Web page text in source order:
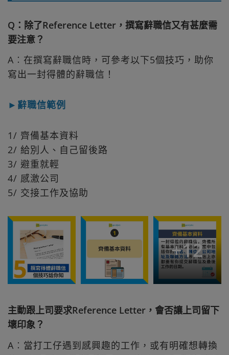
Q：除了Reference Letter，撰寫辭職信又有甚麼需
要注意？
A︰在撰寫辭職信時，可參考以下5個技巧，助你
寫出一封得體的辭職信！
►辭職信範例
1/ 齊備基本資料
2/ 給別人、自己留後路
3/ 避重就輕
4/ 感激公司
5/ 交接工作及協助
+12
主動跟上司要求Reference Letter，會否讓上司留下
壞印象？
A︰當打工仔遇到感興趣的工作，或有明確想轉換